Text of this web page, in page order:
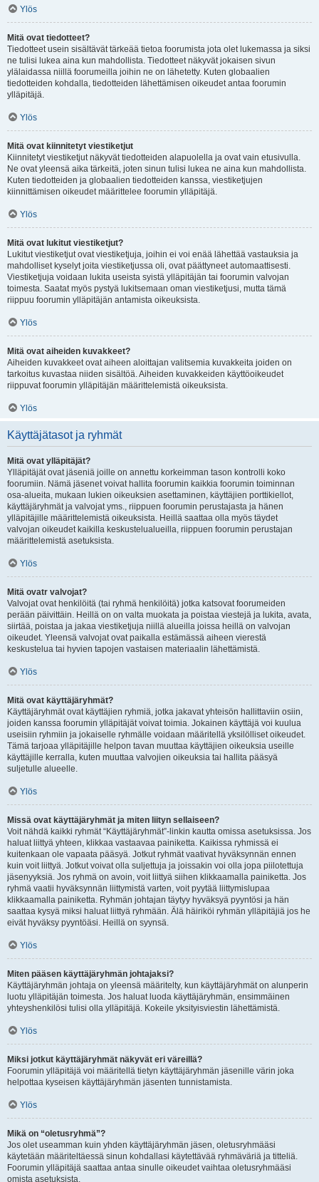
Ylös
Mitä ovat tiedotteet?
Tiedotteet usein sisältävät tärkeää tietoa foorumista jota olet lukemassa ja siksi
ne tulisi lukea aina kun mahdollista. Tiedotteet näkyvät jokaisen sivun
ylälaidassa niillä foorumeilla joihin ne on lähetetty. Kuten globaalien
tiedotteiden kohdalla, tiedotteiden lähettämisen oikeudet antaa foorumin
ylläpitäjä.
Ylös
Mitä ovat kiinnitetyt viestiketjut
Kiinnitetyt viestiketjut näkyvät tiedotteiden alapuolella ja ovat vain etusivulla.
Ne ovat yleensä aika tärkeitä, joten sinun tulisi lukea ne aina kun mahdollista.
Kuten tiedotteiden ja globaalien tiedotteiden kanssa, viestiketjujen
kiinnittämisen oikeudet määrittelee foorumin ylläpitäjä.
Ylös
Mitä ovat lukitut viestiketjut?
Lukitut viestiketjut ovat viestiketjuja, joihin ei voi enää lähettää vastauksia ja
mahdolliset kyselyt joita viestiketjussa oli, ovat päättyneet automaattisesti.
Viestiketjuja voidaan lukita useista syistä ylläpitäjän tai foorumin valvojan
toimesta. Saatat myös pystyä lukitsemaan oman viestiketjusi, mutta tämä
riippuu foorumin ylläpitäjän antamista oikeuksista.
Ylös
Mitä ovat aiheiden kuvakkeet?
Aiheiden kuvakkeet ovat aiheen aloittajan valitsemia kuvakkeita joiden on
tarkoitus kuvastaa niiden sisältöä. Aiheiden kuvakkeiden käyttöoikeudet
riippuvat foorumin ylläpitäjän määrittelemistä oikeuksista.
Ylös
Käyttäjätasot ja ryhmät
Mitä ovat ylläpitäjät?
Ylläpitäjät ovat jäseniä joille on annettu korkeimman tason kontrolli koko
foorumiin. Nämä jäsenet voivat hallita foorumin kaikkia foorumin toiminnan
osa-alueita, mukaan lukien oikeuksien asettaminen, käyttäjien porttikiellot,
käyttäjäryhmät ja valvojat yms., riippuen foorumin perustajasta ja hänen
ylläpitäjille määrittelemistä oikeuksista. Heillä saattaa olla myös täydet
valvojan oikeudet kaikilla keskustelualueilla, riippuen foorumin perustajan
määrittelemistä asetuksista.
Ylös
Mitä ovatr valvojat?
Valvojat ovat henkilöitä (tai ryhmä henkilöitä) jotka katsovat foorumeiden
perään päivittäin. Heillä on on valta muokata ja poistaa viestejä ja lukita, avata,
siirtää, poistaa ja jakaa viestiketjuja niillä alueilla joissa heillä on valvojan
oikeudet. Yleensä valvojat ovat paikalla estämässä aiheen vierestä
keskustelua tai hyvien tapojen vastaisen materiaalin lähettämistä.
Ylös
Mitä ovat käyttäjäryhmät?
Käyttäjäryhmät ovat käyttäjien ryhmiä, jotka jakavat yhteisön hallittaviin osiin,
joiden kanssa foorumin ylläpitäjät voivat toimia. Jokainen käyttäjä voi kuulua
useisiin ryhmiin ja jokaiselle ryhmälle voidaan määritellä yksilölliset oikeudet.
Tämä tarjoaa ylläpitäjille helpon tavan muuttaa käyttäjien oikeuksia useille
käyttäjille kerralla, kuten muuttaa valvojien oikeuksia tai hallita pääsyä
suljetulle alueelle.
Ylös
Missä ovat käyttäjäryhmät ja miten liityn sellaiseen?
Voit nähdä kaikki ryhmät “Käyttäjäryhmät”-linkin kautta omissa asetuksissa. Jos
haluat liittyä yhteen, klikkaa vastaavaa painiketta. Kaikissa ryhmissä ei
kuitenkaan ole vapaata pääsyä. Jotkut ryhmät vaativat hyväksynnän ennen
kuin voit liittyä. Jotkut voivat olla suljettuja ja joissakin voi olla jopa piilotettuja
jäsenyyksiä. Jos ryhmä on avoin, voit liittyä siihen klikkaamalla painiketta. Jos
ryhmä vaatii hyväksynnän liittymistä varten, voit pyytää liittymislupaa
klikkaamalla painiketta. Ryhmän johtajan täytyy hyväksyä pyyntösi ja hän
saattaa kysyä miksi haluat liittyä ryhmään. Älä häiriköi ryhmän ylläpitäjiä jos he
eivät hyväksy pyyntöäsi. Heillä on syynsä.
Ylös
Miten pääsen käyttäjäryhmän johtajaksi?
Käyttäjäryhmän johtaja on yleensä määritelty, kun käyttäjäryhmät on alunperin
luotu ylläpitäjän toimesta. Jos haluat luoda käyttäjäryhmän, ensimmäinen
yhteyshenkilösi tulisi olla ylläpitäjä. Kokeile yksityisviestin lähettämistä.
Ylös
Miksi jotkut käyttäjäryhmät näkyvät eri väreillä?
Foorumin ylläpitäjä voi määritellä tietyn käyttäjäryhmän jäsenille värin joka
helpottaa kyseisen käyttäjäryhmän jäsenten tunnistamista.
Ylös
Mikä on “oletusryhmä”?
Jos olet useamman kuin yhden käyttäjäryhmän jäsen, oletusryhmääsi
käytetään määriteltäessä sinun kohdallasi käytettävää ryhmäväriä ja titteliä.
Foorumin ylläpitäjä saattaa antaa sinulle oikeudet vaihtaa oletusryhmääsi
omista asetuksista.